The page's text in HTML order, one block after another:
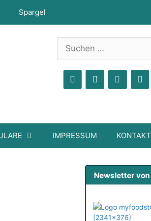
Spargel
Suchen
nach:
IMPRESSUM KONTAKT
Newsletter von